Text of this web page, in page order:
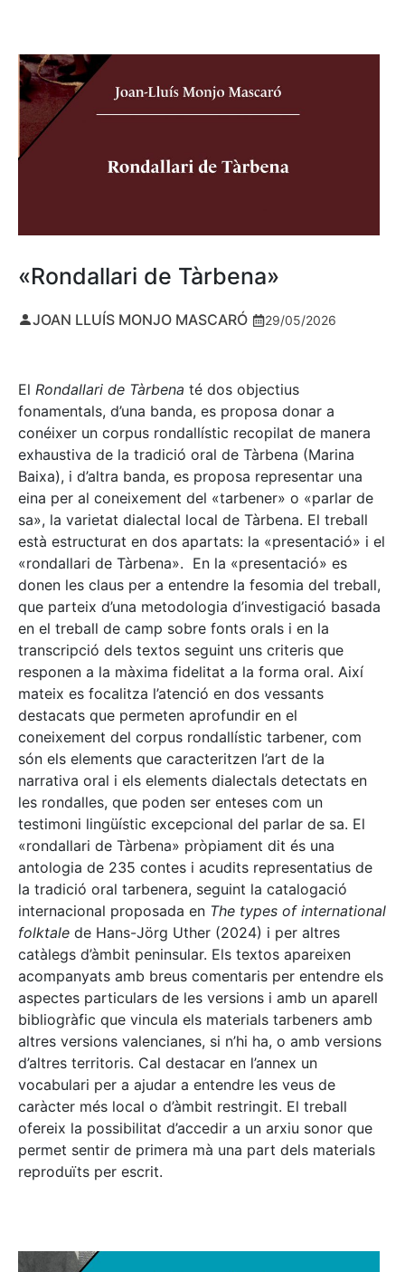
«Rondallari de Tàrbena»
JOAN LLUÍS MONJO MASCARÓ 29/05/2026
El Rondallari de Tàrbena té dos objectius
fonamentals, d’una banda, es proposa donar a
conéixer un corpus rondallístic recopilat de manera
exhaustiva de la tradició oral de Tàrbena (Marina
Baixa), i d’altra banda, es proposa representar una
eina per al coneixement del «tarbener» o «parlar de
sa», la varietat dialectal local de Tàrbena. El treball
està estructurat en dos apartats: la «presentació» i el
«rondallari de Tàrbena». En la «presentació» es
donen les claus per a entendre la fesomia del treball,
que parteix d’una metodologia d’investigació basada
en el treball de camp sobre fonts orals i en la
transcripció dels textos seguint uns criteris que
responen a la màxima fidelitat a la forma oral. Així
mateix es focalitza l’atenció en dos vessants
destacats que permeten aprofundir en el
coneixement del corpus rondallístic tarbener, com
són els elements que caracteritzen l’art de la
narrativa oral i els elements dialectals detectats en
les rondalles, que poden ser enteses com un
testimoni lingüístic excepcional del parlar de sa. El
«rondallari de Tàrbena» pròpiament dit és una
antologia de 235 contes i acudits representatius de
la tradició oral tarbenera, seguint la catalogació
internacional proposada en The types of international
folktale de Hans-Jörg Uther (2024) i per altres
catàlegs d’àmbit peninsular. Els textos apareixen
acompanyats amb breus comentaris per entendre els
aspectes particulars de les versions i amb un aparell
bibliogràfic que vincula els materials tarbeners amb
altres versions valencianes, si n’hi ha, o amb versions
d’altres territoris. Cal destacar en l’annex un
vocabulari per a ajudar a entendre les veus de
caràcter més local o d’àmbit restringit. El treball
ofereix la possibilitat d’accedir a un arxiu sonor que
permet sentir de primera mà una part dels materials
reproduïts per escrit.